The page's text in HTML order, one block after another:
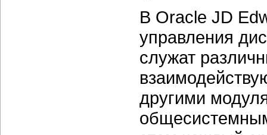
В Oracle JD
управления
служат
другими